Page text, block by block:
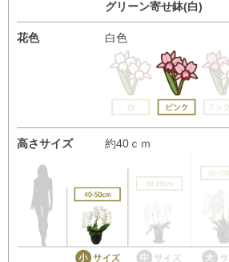
グリーン寄せ鉢(白)
花色 白色
高さサイズ 約40ｃｍ